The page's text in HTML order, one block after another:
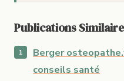
Publications
Berger
conseils santé